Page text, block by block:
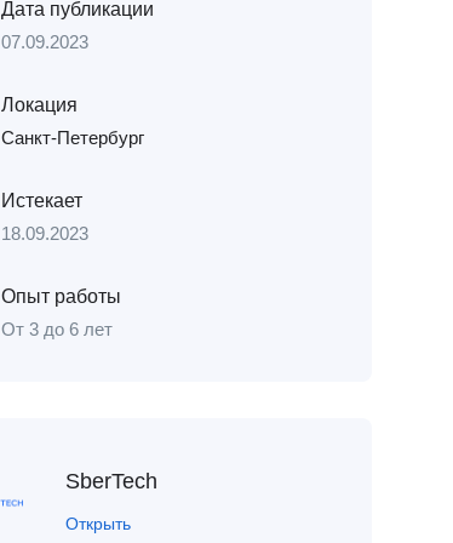
Дата публикации
07.09.2023
Локация
Санкт-Петербург
Истекает
18.09.2023
Опыт работы
От 3 до 6 лет
SberTech
Открыть